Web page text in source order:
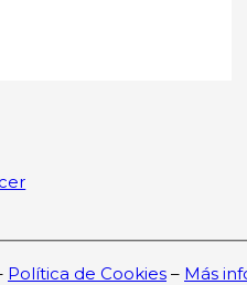
Política de Cookies – Más